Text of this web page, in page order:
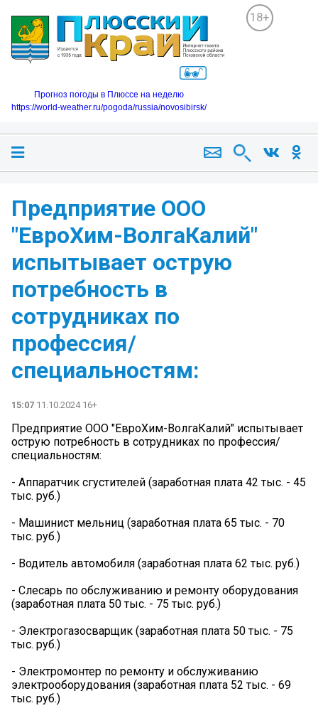
18+
Прогноз погоды в Плюссе на неделю
https://world-weather.ru/pogoda/russia/novosibirsk/
Предприятие ООО
"ЕвроХим-ВолгаКалий"
испытывает острую
потребность в
сотрудниках по
профессия/
специальностям:
15:07 11.10.2024 16+
Предприятие ООО "ЕвроХим-ВолгаКалий" испытывает
острую потребность в сотрудниках по профессия/
специальностям:
- Аппаратчик сгустителей (заработная плата 42 тыс. - 45
тыс. руб.)
- Машинист мельниц (заработная плата 65 тыс. - 70
тыс. руб.)
- Водитель автомобиля (заработная плата 62 тыс. руб.)
- Слесарь по обслуживанию и ремонту оборудования
(заработная плата 50 тыс. - 75 тыс. руб.)
- Электрогазосварщик (заработная плата 50 тыс. - 75
тыс. руб.)
- Электромонтер по ремонту и обслуживанию
электрооборудования (заработная плата 52 тыс. - 69
тыс. руб.)